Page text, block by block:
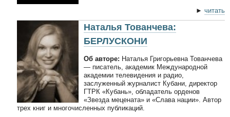
► читать
Наталья Тованчева:
БЕРЛУСКОНИ
Об авторе: Наталья Григорьевна Тованчева
— писатель, академик Международной
академии телевидения и радио,
заслуженный журналист Кубани, директор
ГТРК «Кубань», обладатель орденов
«Звезда мецената» и «Слава нации». Автор
трех книг и многочисленных публикаций.